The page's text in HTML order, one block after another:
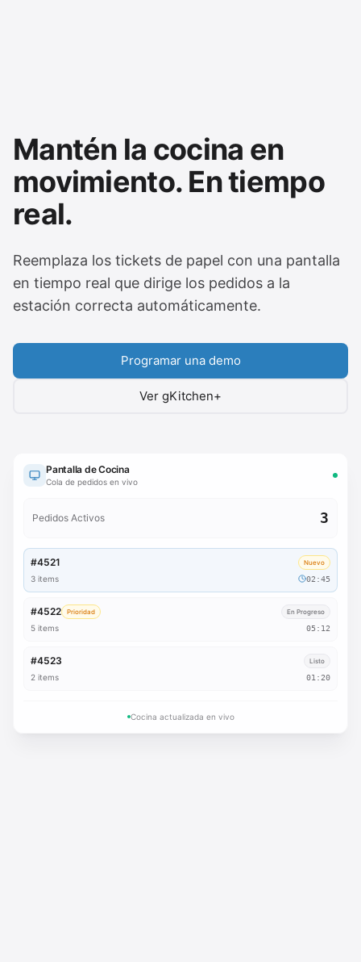
Mantén la cocina en
movimiento. En tiempo
real.
Reemplaza los tickets de papel con una pantalla
en tiempo real que dirige los pedidos a la
estación correcta automáticamente.
Programar una demo
Ver gKitchen+
Pantalla de Cocina
Cola de pedidos en vivo
Pedidos Activos 3
#4521 Nuevo
3 items 02:45
#4522 Prioridad En Progreso
5 items 05:12
#4523 Listo
2 items 01:20
Cocina actualizada en vivo